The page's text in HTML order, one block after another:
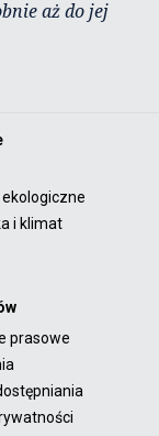
aż do jej
i klimat
prasowe